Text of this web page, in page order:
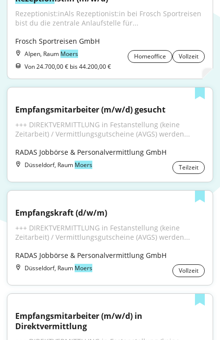
Rezeptionist:inAls Rezeptionist:in bei Frosch Sportreisen
bist du die zentrale Anlaufstelle für...
Frosch Sportreisen GmbH
Alpen, Raum Moers Homeoffice
Vollzeit
Von 24.700,00 € bis 44.200,00 €
Empfangsmitarbeiter (m/w/d) gesucht
+++ DIREKTVERMITTLUNG in Festanstellung (keine
Zeitarbeit) / Vermittlungsgutscheine (AVGS) werden...
RADAS Jobbörse & Personalvermittlung GmbH
Düsseldorf, Raum Moers Teilzeit
Empfangskraft (d/w/m)
+++ DIREKTVERMITTLUNG in Festanstellung (keine
Zeitarbeit) / Vermittlungsgutscheine (AVGS) werden...
RADAS Jobbörse & Personalvermittlung GmbH
Düsseldorf, Raum Moers Vollzeit
Empfangsmitarbeiter (m/w/d) in
Direktvermittlung